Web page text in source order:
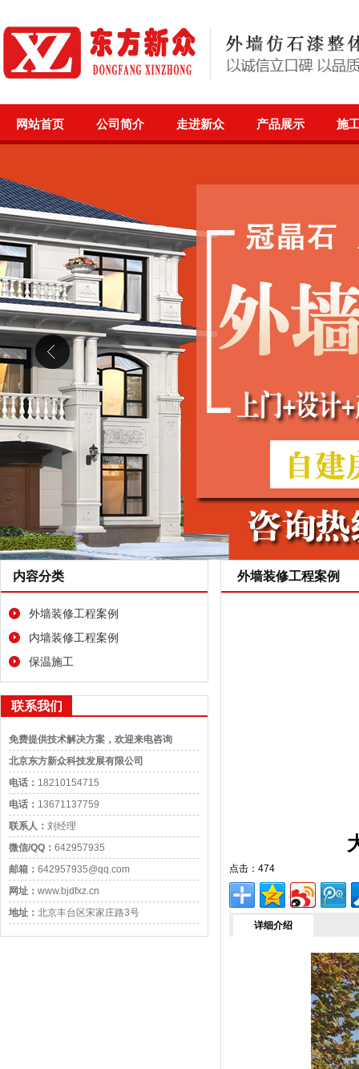
网站首页 公司简介 走进新众 产品展示 施
内容分类
外墙装修工程案例
内墙装修工程案例
保温施工
联系我们
免费提供技术解决方案，欢迎来电咨询
北京东方新众科技发展有限公司
电话： 18210154715
电话： 13671137759
联系人： 刘经理
微信/QQ： 642957935
邮箱： 642957935@qq.com
网址： www.bjdfxz.cn
地址： 北京丰台区宋家庄路3号
外墙装修工程案例
点击： 474
详细介绍